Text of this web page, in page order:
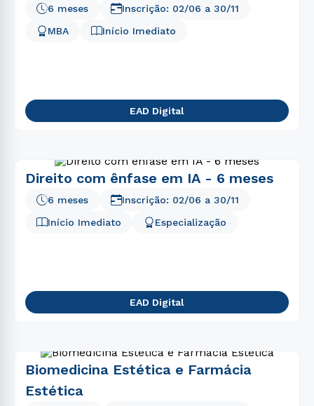
6 meses
MBA
Início Imediato
Inscrição: 02/06 a 30/11
EAD Digital
Direito com ênfase em IA - 6 meses
Início Imediato
6 meses
Especialização
Inscrição: 02/06 a 30/11
EAD Digital
Biomedicina Estética e Farmácia
Estética
5º
psicologia
9º
pedagogia